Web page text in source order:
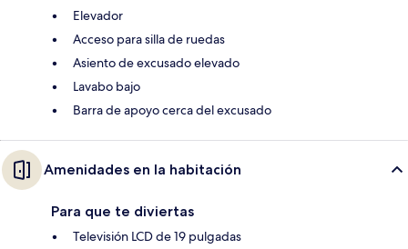
Elevador
Acceso para silla de ruedas
Asiento de excusado elevado
Lavabo bajo
Barra de apoyo cerca del excusado
Amenidades en la habitación
Para que te diviertas
Televisión LCD de 19 pulgadas